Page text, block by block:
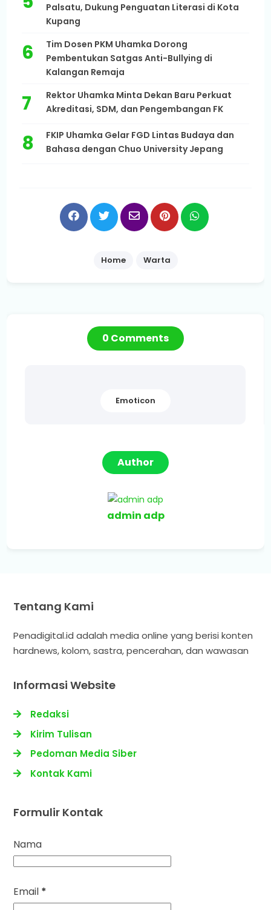
Palsatu, Dukung Penguatan Literasi di Kota
Kupang
Tim Dosen PKM Uhamka Dorong
Pembentukan Satgas Anti-Bullying di
Kalangan Remaja
Rektor Uhamka Minta Dekan Baru Perkuat
Akreditasi, SDM, dan Pengembangan FK
FKIP Uhamka Gelar FGD Lintas Budaya dan
Bahasa dengan Chuo University Jepang
Home Warta
0 Comments
Emoticon
Author
admin adp
Tentang Kami
Penadigital.id adalah media online yang berisi konten
hardnews, kolom, sastra, pencerahan, dan wawasan
Informasi Website
Redaksi
Kirim Tulisan
Pedoman Media Siber
Kontak Kami
Formulir Kontak
Nama
Email *